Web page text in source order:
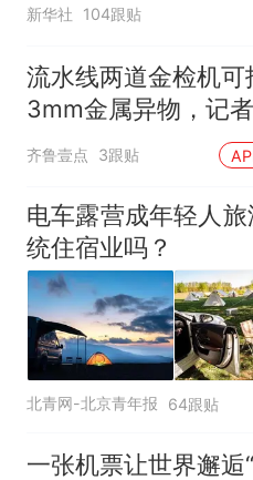
新华社 104跟贴
流水线两道金检机可
3mm金属异物，记
泸溪河车间！公司回
齐鲁壹点 3跟贴
电车露营成年轻人
统住宿业吗？
北青网-北京青年报 64跟贴
一张机票让世界邂逅